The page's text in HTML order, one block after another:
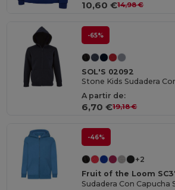
10,60 €14,98 €
-65%
SOL'S 02092
A partir de:
6,70 €19,18 €
-46%
+2
Fruit of the Loom
Sudadera Con